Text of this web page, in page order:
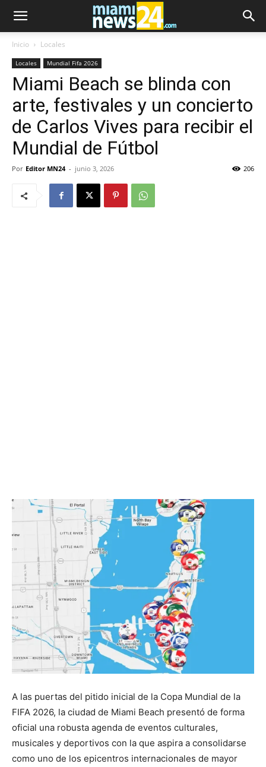
Inicio Locales
Locales Mundial Fifa 2026
Miami Beach se blinda con
arte, festivales y un concierto
de Carlos Vives para recibir el
Mundial de Fútbol
Por Editor MN24 - junio 3, 2026 206
A las puertas del pitido inicial de la Copa Mundial de la
FIFA 2026, la ciudad de Miami Beach presentó de forma
oficial una robusta agenda de eventos culturales,
musicales y deportivos con la que aspira a consolidarse
como uno de los epicentros internacionales de mayor